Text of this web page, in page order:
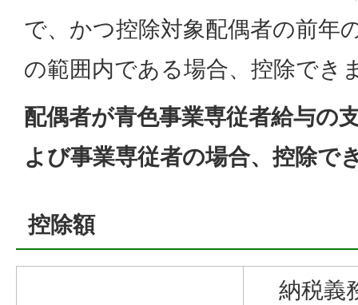
で、かつ控除対象配偶者の前年
の範囲内である場合、控除でき
配偶者が青色事業専従者給与の
よび事業専従者の場合、控除で
控除額
納税義